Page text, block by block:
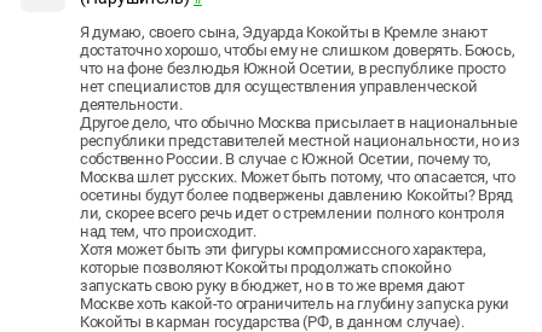
Я думаю, своего сына, Эдуарда Кокойты в Кремле знают
достаточно хорошо, чтобы ему не слишком доверять. Боюсь,
что на фоне безлюдья Южной Осетии, в республике просто
нет специалистов для осуществления управленческой
деятельности.
Другое дело, что обычно Москва присылает в национальные
республики представителей местной национальности, но из
собственно России. В случае с Южной Осетии, почему то,
Москва шлет русских. Может быть потому, что опасается, что
осетины будут более подвержены давлению Кокойты? Вряд
ли, скорее всего речь идет о стремлении полного контроля
над тем, что происходит.
Хотя может быть эти фигуры компромиссного характера,
которые позволяют Кокойты продолжать спокойно
запускать свою руку в бюджет, но в то же время дают
Москве хоть какой-то ограничитель на глубину запуска руки
Кокойты в карман государства (РФ, в данном случае).